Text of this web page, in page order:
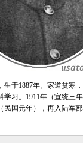
1887年。家道贫寒
习。1911年（宣统三
国元年），再入陆军